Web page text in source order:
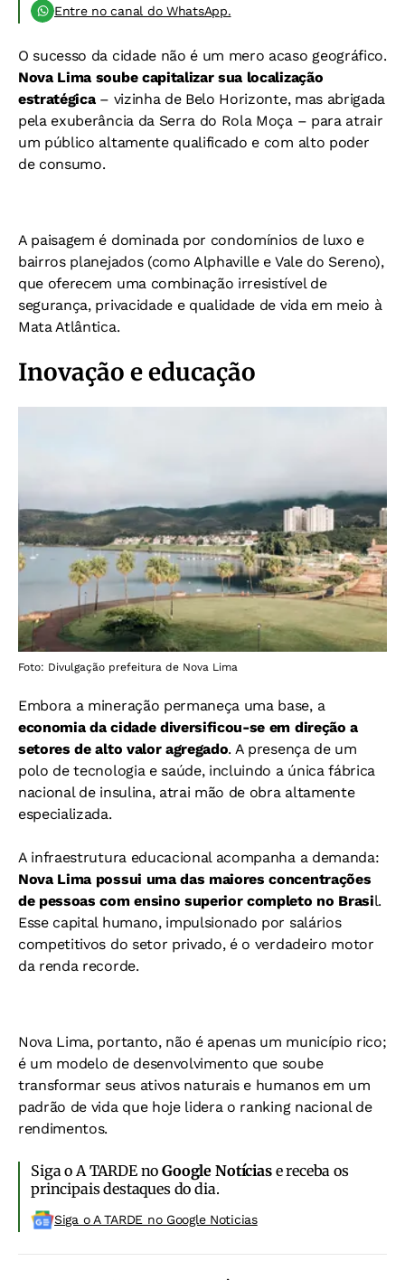
Entre no canal do WhatsApp.
O sucesso da cidade não é um mero acaso geográfico.
Nova Lima soube capitalizar sua localização
estratégica – vizinha de Belo Horizonte, mas abrigada
pela exuberância da Serra do Rola Moça – para atrair
um público altamente qualificado e com alto poder
de consumo.
A paisagem é dominada por condomínios de luxo e
bairros planejados (como Alphaville e Vale do Sereno),
que oferecem uma combinação irresistível de
segurança, privacidade e qualidade de vida em meio à
Mata Atlântica.
Inovação e educação
Foto: Divulgação prefeitura de Nova Lima
Embora a mineração permaneça uma base, a
economia da cidade diversificou-se em direção a
setores de alto valor agregado. A presença de um
polo de tecnologia e saúde, incluindo a única fábrica
nacional de insulina, atrai mão de obra altamente
especializada.
A infraestrutura educacional acompanha a demanda:
Nova Lima possui uma das maiores concentrações
de pessoas com ensino superior completo no Brasil.
Esse capital humano, impulsionado por salários
competitivos do setor privado, é o verdadeiro motor
da renda recorde.
Nova Lima, portanto, não é apenas um município rico;
é um modelo de desenvolvimento que soube
transformar seus ativos naturais e humanos em um
padrão de vida que hoje lidera o ranking nacional de
rendimentos.
Siga o A TARDE noGoogle Notíciase receba os
principais destaques do dia.
Siga o A TARDE no Google Noticias